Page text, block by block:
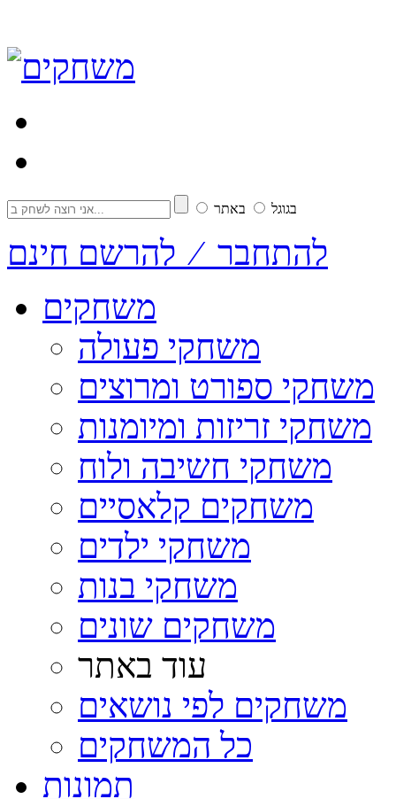
בגוגל באתר
להתחבר ⁄ להרשם חינם
משחקים
משחקי פעולה
משחקי ספורט ומרוצים
משחקי זריזות ומיומנות
משחקי חשיבה ולוח
משחקים קלאסיים
משחקי ילדים
משחקי בנות
משחקים שונים
עוד באתר
משחקים לפי נושאים
כל המשחקים
תמונות